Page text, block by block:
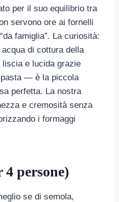
per il suo equilibrio tra
servono ore ai fornelli
famiglia”. La curiosità:
di cottura della
e lucida grazie
pasta — è la piccola
perfetta. La nostra
e cremosità senza
i formaggi
persone)
se di semola,